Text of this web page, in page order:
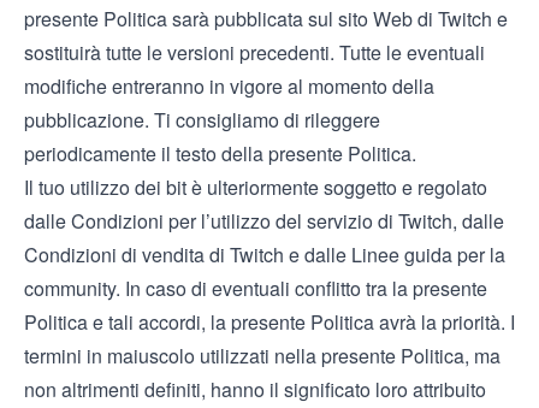
presente Politica sarà pubblicata sul sito Web di Twitch e
sostituirà tutte le versioni precedenti. Tutte le eventuali
modifiche entreranno in vigore al momento della
pubblicazione. Ti consigliamo di rileggere
periodicamente il testo della presente Politica.
Il tuo utilizzo dei bit è ulteriormente soggetto e regolato
dalleCondizioni per l’utilizzo del serviziodi Twitch, dalle
Condizioni di venditadi Twitch e dalle Linee guida per la
community. In caso di eventuali conflitto tra la presente
Politica e tali accordi, la presente Politica avrà la priorità. I
termini in maiuscolo utilizzati nella presente Politica, ma
non altrimenti definiti, hanno il significato loro attribuito